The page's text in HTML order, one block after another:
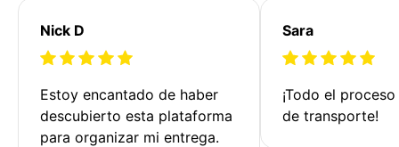
Nick D
Estoy encantado de haber
descubierto esta plataforma
para organizar mi entrega.
Sara
¡Todo el
de transporte!